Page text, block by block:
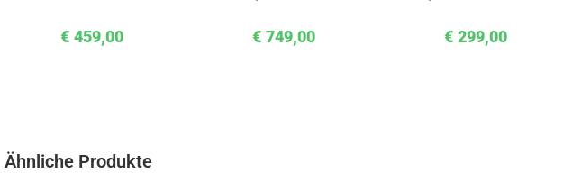
€ 459,00 € 749,00 € 299,00
Ähnliche Produkte